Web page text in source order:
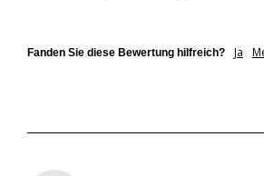
Fanden Sie diese Bewertung hilfreich? Ja